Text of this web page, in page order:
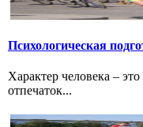
Психологическая
Характер человека –
отпечаток...